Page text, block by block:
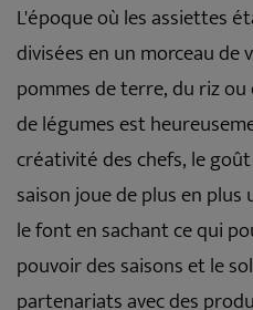
L'époque où les assiettes
divisées en un morceau de
pommes de terre, du riz
de légumes est
créativité des chefs, le
saison joue de plus en
le font en sachant ce qui
pouvoir des saisons et le
partenariats avec des